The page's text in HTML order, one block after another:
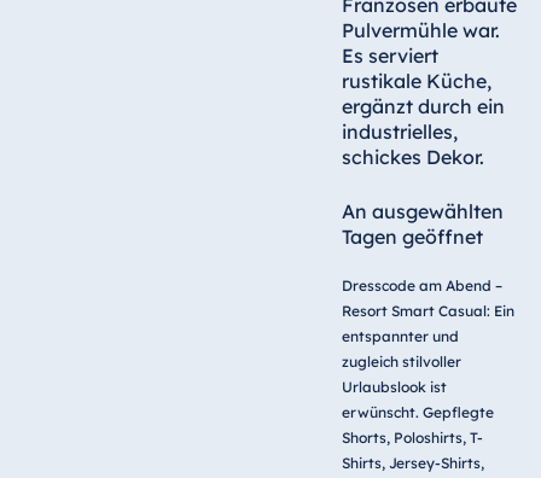
Franzosen erbaute
Pulvermühle war.
Es serviert
rustikale Küche,
ergänzt durch ein
industrielles,
schickes Dekor.
An ausgewählten
Tagen geöffnet
Dresscode am Abend –
Resort Smart Casual: Ein
entspannter und
zugleich stilvoller
Urlaubslook ist
erwünscht. Gepflegte
Shorts, Poloshirts, T-
Shirts, Jersey-Shirts,